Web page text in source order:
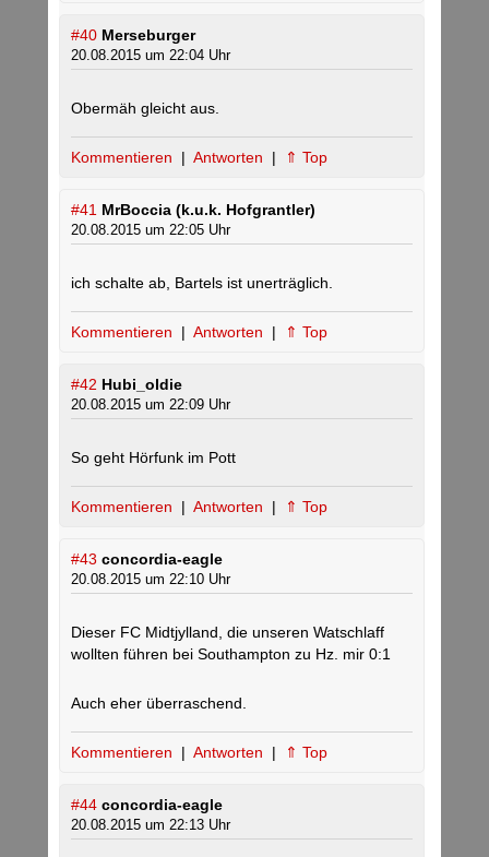
#40 Merseburger
20.08.2015 um 22:04 Uhr
Obermäh gleicht aus.
Kommentieren | Antworten | ⇑ Top
#41 MrBoccia (k.u.k. Hofgrantler)
20.08.2015 um 22:05 Uhr
ich schalte ab, Bartels ist unerträglich.
Kommentieren | Antworten | ⇑ Top
#42 Hubi_oldie
20.08.2015 um 22:09 Uhr
So geht Hörfunk im Pott
Kommentieren | Antworten | ⇑ Top
#43 concordia-eagle
20.08.2015 um 22:10 Uhr
Dieser FC Midtjylland, die unseren Watschlaff
wollten führen bei Southampton zu Hz. mir 0:1
Auch eher überraschend.
Kommentieren | Antworten | ⇑ Top
#44 concordia-eagle
20.08.2015 um 22:13 Uhr